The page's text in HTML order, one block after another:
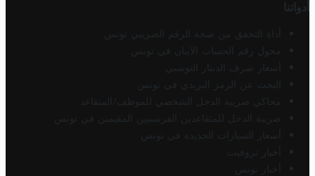
أدواتنا
أداة التحقق من صحة الرقم الضريبي تونس
محول رقم الحساب الآيبان في تونس
أسعار صرف الدينار التونسي
البحث عن الرمز البريدي في تونس
محاكي ضريبة الدخل الشخصي للموظف/المتقاعد
ضريبة الدخل للمتقاعدين الفرنسيين المقيمين في تونس
أسعار السيارات الجديدة في تونس
أخبار تروفيت
أخبار تونس